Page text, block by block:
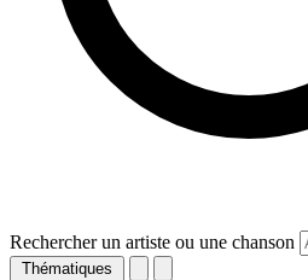
Rechercher un artiste ou une chanson
Thématiques